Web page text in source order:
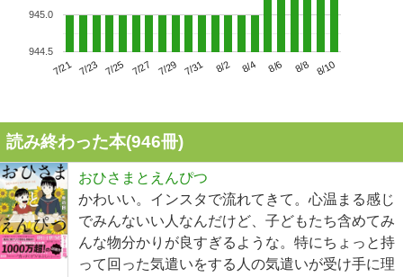
7/21 7/23 7/25 7/27 7/29 7/31 8/2 8/4 8/6 8/8 8/10
944.5
945.0
読み終わった本(946冊)
おひさまとえんぴつ
かわいい。インスタで流れてきて。心温まる感じ
でみんないい人なんだけど、子どもたち含めてみ
んな物分かりが良すぎるような。特にちょっと持
って回った気遣いをする人の気遣いが受け手に理